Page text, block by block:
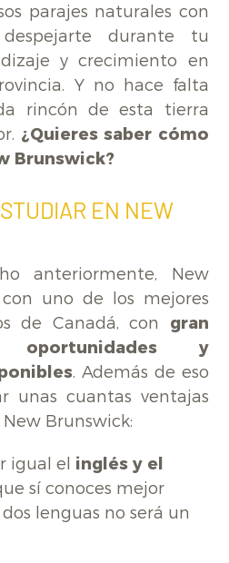
parajes naturales con
durante tu
y crecimiento en
Y no hace falta
rincón de esta tierra
¿Quieres saber cómo
Brunswick?
EN NEW
anteriormente, New
uno de los mejores
de Canadá, con gran
y
. Además de eso
unas cuantas ventajas
Brunswick:
igual el inglés y el
sí conoces mejor
lenguas no será un